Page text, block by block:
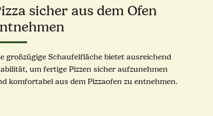
sicher aus dem Ofen
großzügige Schaufelfläche bietet ausreichend
um fertige Pizzen sicher aufzunehmen
komfortabel aus dem Pizzaofen zu entnehmen.